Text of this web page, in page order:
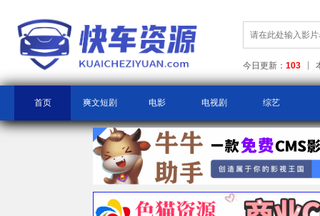
今日更新： 103
首页 爽文短剧 电影 电视剧 综艺